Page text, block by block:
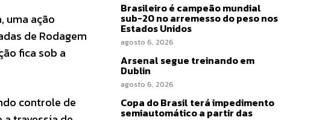
uma ação
de Rodagem
fica sob a
controle de
Brasileiro é campeão mundial
sub-20 no arremesso do peso nos
Estados Unidos
agosto 6, 2026
Arsenal segue treinando em
Dublin
agosto 6, 2026
Copa do Brasil terá impedimento
semiautomático a partir das